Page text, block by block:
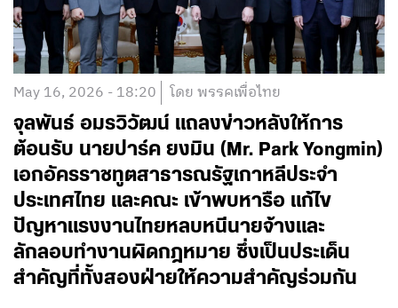
May 16, 2026 - 18:20 โดย พรรคเพื่อไทย
จุลพันธ์ อมรวิวัฒน์ แถลงข่าวหลังให้การ
ต้อนรับ นายปาร์ค ยงมิน (Mr. Park Yongmin)
เอกอัครราชทูตสาธารณรัฐเกาหลีประจำ
ประเทศไทย และคณะ เข้าพบหารือ แก้ไข
ปัญหาแรงงานไทยหลบหนีนายจ้างและ
ลักลอบทำงานผิดกฎหมาย ซึ่งเป็นประเด็น
สำคัญที่ทั้งสองฝ่ายให้ความสำคัญร่วมกัน